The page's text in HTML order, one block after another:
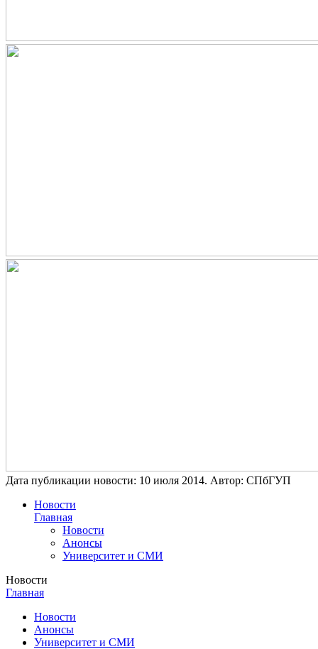
Дата публикации новости: 10 июля 2014. Автор: СПбГУП
Новости
Главная
Новости
Анонсы
Университет и СМИ
Новости
Главная
Новости
Анонсы
Университет и СМИ